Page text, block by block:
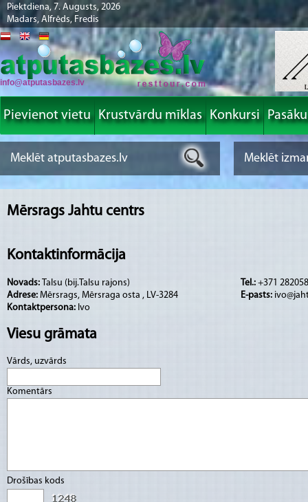
Piektdiena, 7. Augusts, 2026
Madars, Alfrēds, Fredis
info@atputasbazes.lv
Pievienot vietu Krustvārdu mīklas Konkursi
Mērsrags Jahtu centrs
Kontaktinformācija
Novads: Talsu (bij.Talsu rajons)
Adrese: Mērsrags, Mērsraga osta , LV-3284
Kontaktpersona: Ivo
Tel.: +371
E-pasts:
Viesu grāmata
Vārds, uzvārds
Komentārs
Drošības kods